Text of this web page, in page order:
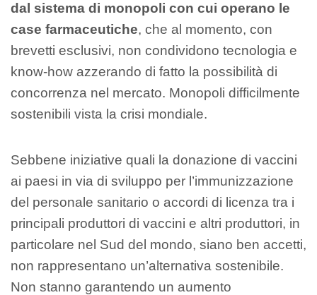
dal sistema di monopoli con cui operano le
case farmaceutiche, che al momento, con
brevetti esclusivi, non condividono tecnologia e
know-how azzerando di fatto la possibilità di
concorrenza nel mercato. Monopoli difficilmente
sostenibili vista la crisi mondiale.
Sebbene iniziative quali la donazione di vaccini
ai paesi in via di sviluppo per l’immunizzazione
del personale sanitario o accordi di licenza tra i
principali produttori di vaccini e altri produttori, in
particolare nel Sud del mondo, siano ben accetti,
non rappresentano un’alternativa sostenibile.
Non stanno garantendo un aumento